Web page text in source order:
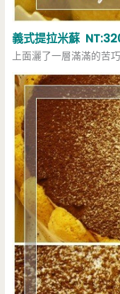
義式提拉米蘇
上面灑了一層滿滿的苦